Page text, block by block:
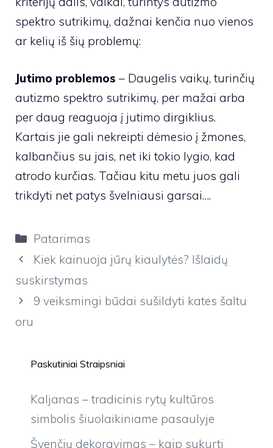
ar kelių iš šių problemų:
Jutimo problemos– Daugelis vaikų, turinčių
per daug reaguoja į jutimo dirgiklius.
Kartais jie gali nekreipti dėmesio į žmones,
kalbančius su jais, net iki tokio lygio, kad
atrodo kurčias. Tačiau kitu metu juos gali
trikdyti net patys švelniausi garsai….
Kategorijos
9 veiksmingi būdai sušildyti kates šaltu
Kaljanas – tradicinis rytų kultūros
Švenčių dekoravimas – kaip sukurti
įsimintiną atmosferą kiekvienai progai